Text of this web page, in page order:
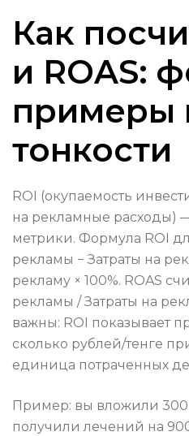
Как
и ROAS:
примеры
тонкости
ROI (окупаемость
на рекламные расходы)
метрики. Формула ROI
рекламы − Затраты на
рекламу × 100%. ROAS
рекламы / Затраты на
важны: ROI показывает
сколько рублей/тенге
единица потраченных
Пример: вы вложили 300
получили лечений на